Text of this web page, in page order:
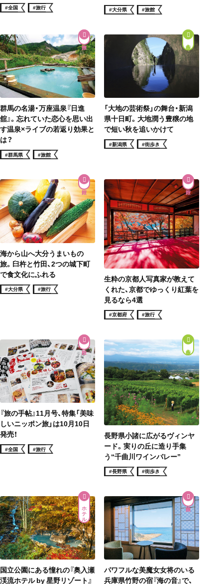
#全国 #旅行 #大分県 #旅館
群馬の名湯・万座温泉『日進
舘』。忘れていた恋心を思い出
す温泉×ライブの若返り効果と
は？
#群馬県 #旅館
街歩き
「大地の芸術祭」の舞台・新潟
県十日町。大地潤う豊穣の地
で短い秋を追いかけて
#新潟県 #街歩き
海から山へ大分うまいもの
旅。臼杵と竹田、2つの城下町
で食文化にふれる
#大分県 #旅行
生粋の京都人写真家が教えて
くれた、京都でゆっくり紅葉を
見るなら4選
#京都府 #旅行
『旅の手帖』11月号、特集「美味
しいニッポン旅」は10月10日
発売！
#全国 #旅行
街歩き
長野県小諸に広がるヴィンヤ
ード。実りの丘に造り手集
う“千曲川ワインバレー”
#長野県 #街歩き
ホテル
国立公園にある憧れの『奥入瀬
渓流ホテル by 星野リゾート』
パワフルな美魔女女将のいる
兵庫県竹野の宿『海の音』で、